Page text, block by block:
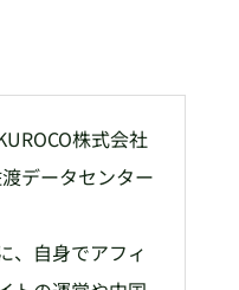
株式会社
データセンター
、自身でアフィ